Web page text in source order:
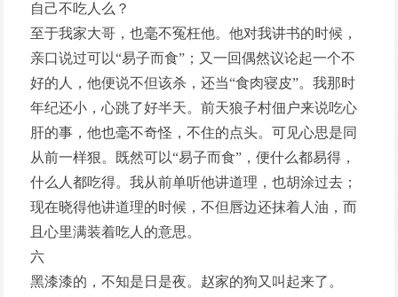
自己不吃人么？
至于我家大哥，也毫不冤枉他。他对我讲书的时候，
亲口说过可以“易子而食”；又一回偶然议论起一个不
好的人，他便说不但该杀，还当“食肉寝皮”。我那时
年纪还小，心跳了好半天。前天狼子村佃户来说吃心
肝的事，他也毫不奇怪，不住的点头。可见心思是同
从前一样狠。既然可以“易子而食”，便什么都易得，
什么人都吃得。我从前单听他讲道理，也胡涂过去；
现在晓得他讲道理的时候，不但唇边还抹着人油，而
且心里满装着吃人的意思。
六
黑漆漆的，不知是日是夜。赵家的狗又叫起来了。